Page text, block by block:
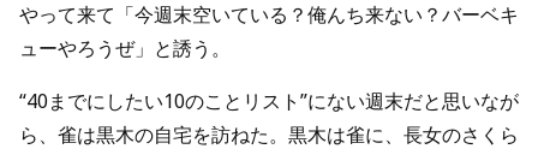
やって来て「今週末空いている？俺んち来ない？バーベキ
ューやろうぜ」と誘う。
“40までにしたい10のことリスト”にない週末だと思いなが
ら、雀は黒木の自宅を訪ねた。黒木は雀に、長女のさくら